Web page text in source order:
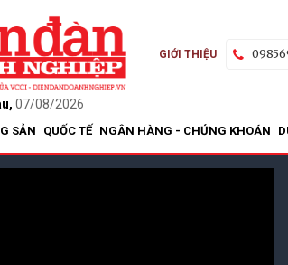
07/08/2026
GIỚI THIỆU
SẢN QUỐC TẾ NGÂN HÀNG - CHỨNG KHOÁN